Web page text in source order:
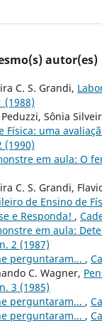
autor(es)
C. S. Grandi,
(1988)
Sônia
Física: uma
(1990)
em aula: O
C. S. Grandi,
de Ensino de
e Responda! ,
em aula:
2 (1987)
perguntaram... ,
C. Wagner,
3 (1985)
perguntaram... ,
perguntaram... ,